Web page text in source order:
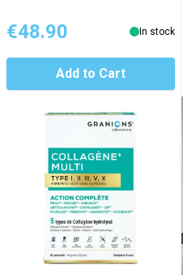
€48.90 In stock
Add to Cart